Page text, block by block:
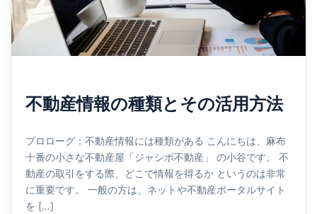
不動産情報の種類とその活用方法
プロローグ：不動産情報には種類がある こんにちは、麻布
十番の小さな不動産屋「ジャシボ不動産」 の小谷です。 不
動産の取引をする際、どこで情報を得るか というのは非常
に重要です。 一般の方は、ネットや不動産ポータルサイト
を […]